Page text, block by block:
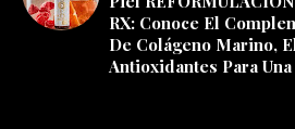
RX: Conoce El
De Colágeno Marino,
Antioxidantes Para